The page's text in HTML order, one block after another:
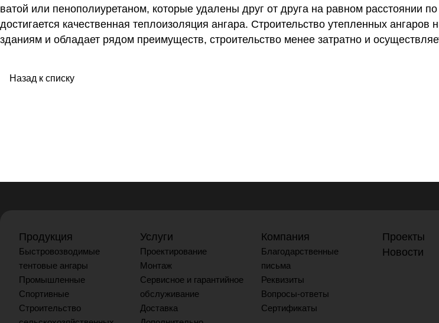
ватой или пенополиуретаном, которые удалены друг от друга на равном расстоянии
достигается качественная теплоизоляция ангара. Строительство утепленных ангаров
зданиям и обладает рядом преимуществ, строительство менее затратно и
Назад к списку
Продукция
Быстровозводимые
тентовые ангары
Промышленные
Спортивные
Строительство
Услуги
Проектирование
Монтаж
Сервисное и гарантийное
обслуживание
Доставка
Компания
Благодарственные
письма
Реквизиты
Вопросы-ответы
Сертификаты
Проекты
Новости